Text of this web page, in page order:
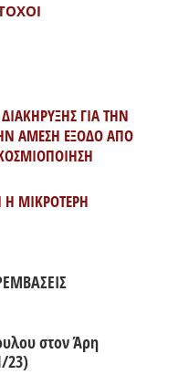
ΓΙΑ ΤΗΝ
ΑΜΕΣΗ ΕΞΟΔΟ ΑΠΟ
Η ΜΙΚΡΟΤΕΡΗ
στον Άρη
23)